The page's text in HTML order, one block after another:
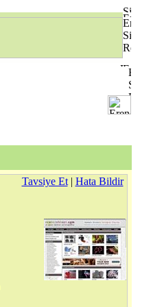
Tavsiye Et| Hata Bildir